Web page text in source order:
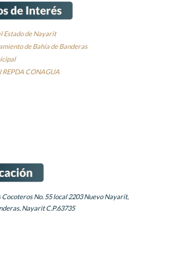
Estado de Nayarit
de Bahía de Banderas
REPDA CONAGUA
Cocoteros No. 55 local 2203 Nuevo Nayarit,
Nayarit C.P.63735